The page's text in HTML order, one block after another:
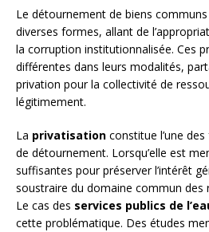
Le détournement de biens
diverses formes, allant de
la corruption institutionnalisée. Ces
différentes dans leurs modalités,
privation pour la collectivité de
légitimement.
La privatisation constitue l’une
de détournement. Lorsqu’elle est
suffisantes pour préserver l’intérêt
soustraire du domaine commun des
Le cas des services publics de
cette problématique. Des études